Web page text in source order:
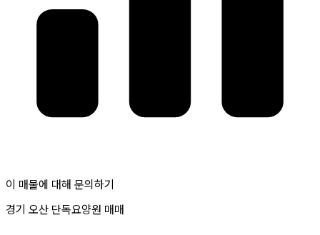
이 매물에 대해 문의하기
경기 오산 단독요양원 매매